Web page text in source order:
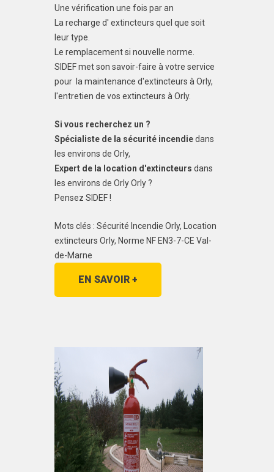
Une vérification une fois par an
La recharge d' extincteurs quel que soit
leur type.
Le remplacement si nouvelle norme.
SIDEF met son savoir-faire à votre service
pour la maintenance d'extincteurs à Orly,
l'entretien de vos extincteurs à Orly.
Si vous recherchez un ?
Spécialiste de la sécurité incendiedans
les environs de Orly,
Expert de la location d'extincteurs dans
les environs de Orly Orly ?
Pensez SIDEF !
Mots clés : Sécurité Incendie Orly, Location
extincteurs Orly, Norme NF EN3-7-CE Val-
de-Marne
EN SAVOIR +